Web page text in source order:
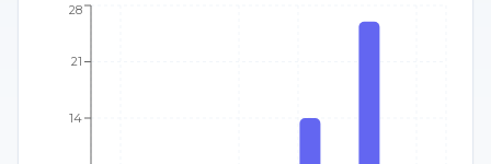
14
21
28